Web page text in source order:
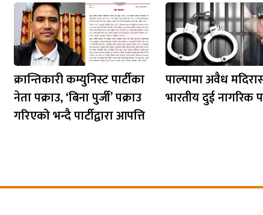
क्रान्तिकारी कम्युनिस्ट पार्टीका
नेता पक्राउ, ‘बिना पुर्जी’ पक्राउ
गरिएको भन्दै पार्टीद्वारा आपत्ति
पाल्पामा अवैध
भारतीय दुई नागरिक